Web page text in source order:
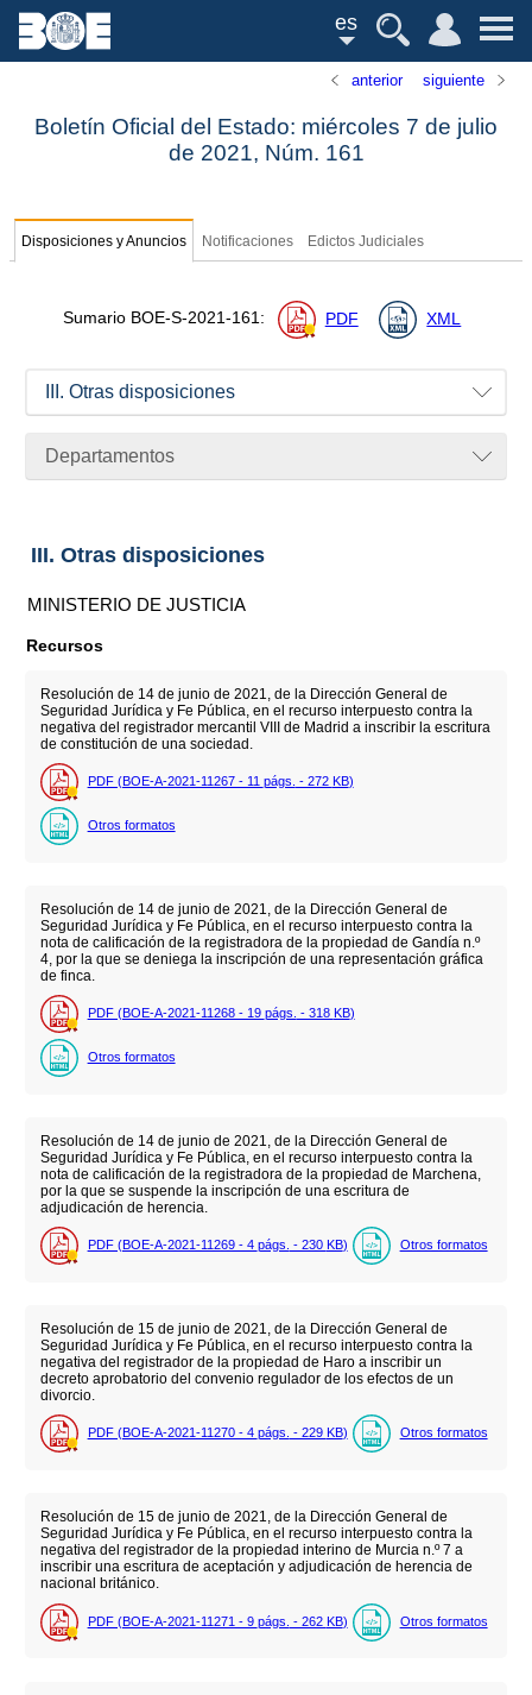
es
anterior siguiente
Boletín Oficial del Estado: miércoles 7 de julio
de 2021, Núm. 161
Disposiciones y Anuncios Notificaciones Edictos Judiciales
Sumario BOE-S-2021-161: PDF XML
III. Otras disposiciones
Departamentos
III. Otras disposiciones
MINISTERIO DE JUSTICIA
Recursos
Resolución de 14 de junio de 2021, de la Dirección General de
Seguridad Jurídica y Fe Pública, en el recurso interpuesto contra la
negativa del registrador mercantil VIII de Madrid a inscribir la escritura
de constitución de una sociedad.
PDF (BOE-A-2021-11267 - 11 págs. - 272 KB)
Otros formatos
Resolución de 14 de junio de 2021, de la Dirección General de
Seguridad Jurídica y Fe Pública, en el recurso interpuesto contra la
nota de calificación de la registradora de la propiedad de Gandía n.º
4, por la que se deniega la inscripción de una representación gráfica
de finca.
PDF (BOE-A-2021-11268 - 19 págs. - 318 KB)
Otros formatos
Resolución de 14 de junio de 2021, de la Dirección General de
Seguridad Jurídica y Fe Pública, en el recurso interpuesto contra la
nota de calificación de la registradora de la propiedad de Marchena,
por la que se suspende la inscripción de una escritura de
adjudicación de herencia.
PDF (BOE-A-2021-11269 - 4 págs. - 230 KB) Otros formatos
Resolución de 15 de junio de 2021, de la Dirección General de
Seguridad Jurídica y Fe Pública, en el recurso interpuesto contra la
negativa del registrador de la propiedad de Haro a inscribir un
decreto aprobatorio del convenio regulador de los efectos de un
divorcio.
PDF (BOE-A-2021-11270 - 4 págs. - 229 KB) Otros formatos
Resolución de 15 de junio de 2021, de la Dirección General de
Seguridad Jurídica y Fe Pública, en el recurso interpuesto contra la
negativa del registrador de la propiedad interino de Murcia n.º 7 a
inscribir una escritura de aceptación y adjudicación de herencia de
nacional británico.
PDF (BOE-A-2021-11271 - 9 págs. - 262 KB) Otros formatos